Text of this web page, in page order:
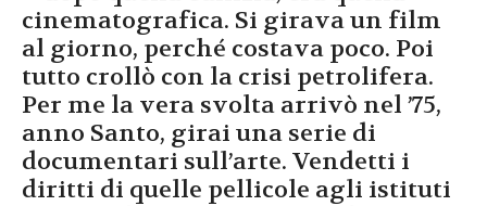
cinematografica. Si girava un film
al giorno, perché costava poco. Poi
tutto crollò con la crisi petrolifera.
Per me la vera svolta arrivò nel ’75,
anno Santo, girai una serie di
documentari sull’arte. Vendetti i
diritti di quelle pellicole agli istituti